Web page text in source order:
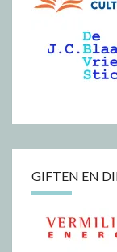
GIFTEN EN